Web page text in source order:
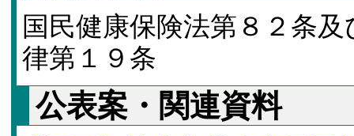
国民健康保険法第８２条
律第１９条
公表案・関連資料